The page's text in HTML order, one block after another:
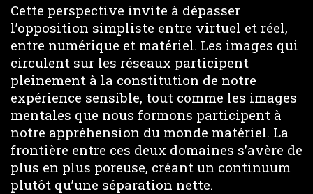
Cette perspective invite à dépasser
l’opposition simpliste entre virtuel et réel,
entre numérique et matériel. Les images qui
circulent sur les réseaux participent
pleinement à la constitution de notre
expérience sensible, tout comme les images
mentales que nous formons participent à
notre appréhension du monde matériel. La
frontière entre ces deux domaines s’avère de
plus en plus poreuse, créant un continuum
plutôt qu’une séparation nette.